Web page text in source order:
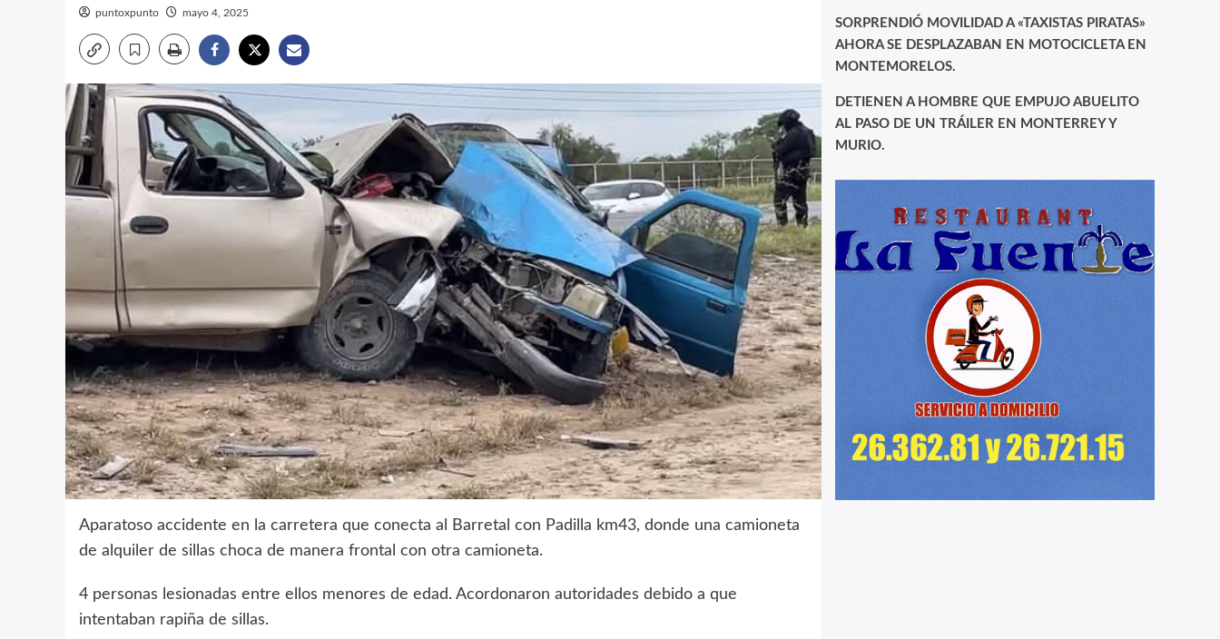
puntoxpunto mayo 4, 2025
Aparatoso accidente en la carretera que conecta al Barretal con Padilla km43, donde una camioneta
de alquiler de sillas choca de manera frontal con otra camioneta.
4 personas lesionadas entre ellos menores de edad. Acordonaron autoridades debido a que
intentaban rapiña de sillas.
SORPRENDIÓ MOVILIDAD A «TAXISTAS PIRATAS»
AHORA SE DESPLAZABAN EN MOTOCICLETA EN
MONTEMORELOS.
DETIENEN A HOMBRE QUE EMPUJO ABUELITO
AL PASO DE UN TRÁILER EN MONTERREY Y
MURIO.